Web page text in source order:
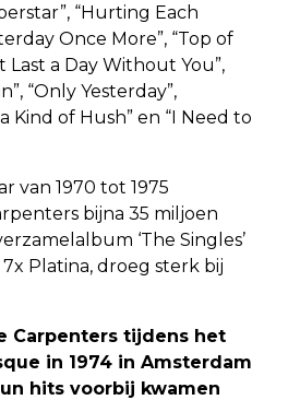
“Hurting Each
Once More”, “Top of
Last a Day Without You”,
“Only Yesterday”,
a Kind of Hush” en “I Need to
van 1970 tot 1975
bijna 35 miljoen
‘The Singles’
Platina, droeg sterk bij
Carpenters tijdens het
in 1974 in Amsterdam
hits voorbij kwamen